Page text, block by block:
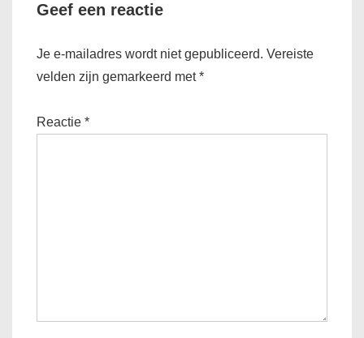
Geef een reactie
Je e-mailadres wordt niet gepubliceerd. Vereiste
velden zijn gemarkeerd met*
Reactie *